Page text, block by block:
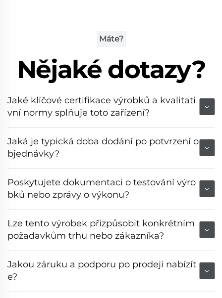
Máte?
Nějaké dotazy?
Jaké klíčové certifikace výrobků a kvalitati
vní normy splňuje toto zařízení?
Jaká je typická doba dodání po potvrzení o
bjednávky?
Poskytujete dokumentaci o testování výro
bků nebo zprávy o výkonu?
Lze tento výrobek přizpůsobit konkrétním
požadavkům trhu nebo zákazníka?
Jakou záruku a podporu po prodeji nabízít
e?